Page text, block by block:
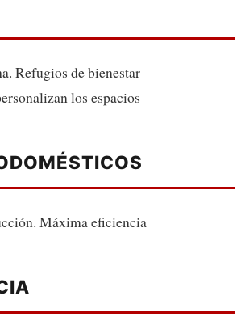
Refugios de bienestar
los espacios
Máxima eficiencia